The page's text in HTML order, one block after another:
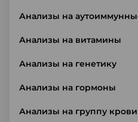
Анализы на
Анализы на витамины
Анализы на генетику
Анализы на гормоны
Анализы на группу